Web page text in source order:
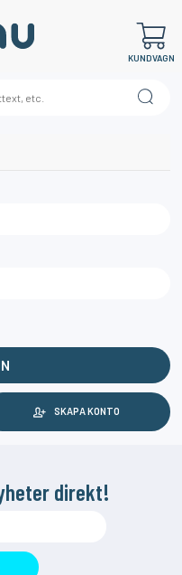
KUNDVAGN
SKAPA KONTO
direkt!